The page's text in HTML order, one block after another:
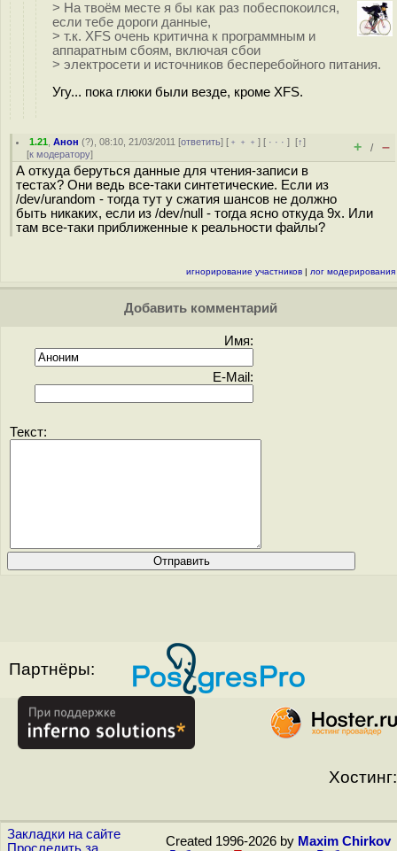
> На твоём месте я бы как раз побеспокоился,
если тебе дороги данные,
> т.к. XFS очень критична к программным и
аппаратным сбоям, включая сбои
> электросети и источников бесперебойного питания.
Угу... пока глюки были везде, кроме XFS.
1.21 ,Анон (?), 08:10, 21/03/2011 [ответить] [ ﹢﹢﹢] [ · · ·][↑]
[к модератору] + / –
А откуда беруться данные для чтения-записи в
тестах? Они ведь все-таки синтетические. Если из
/dev/urandom - тогда тут у сжатия шансов не должно
быть никаких, если из /dev/null - тогда ясно откуда 9х. Или
там все-таки приближенные к реальности файлы?
игнорирование участников | лог модерирования
Добавить комментарий
Имя:
E-Mail:
Текст:
Партнёры:
Хостинг:
Закладки на сайте
Created 1996-2026 by Maxim Chirkov